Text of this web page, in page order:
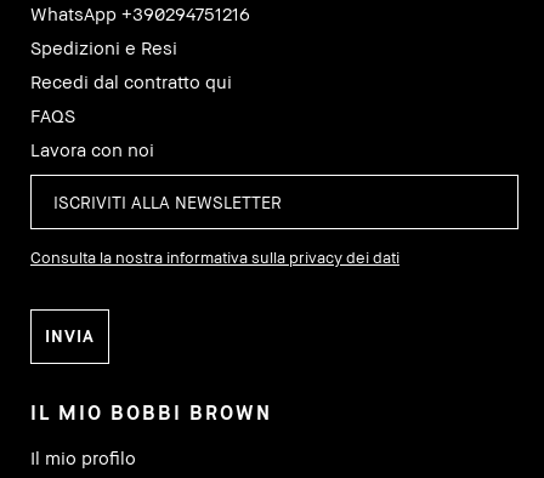
WhatsApp +390294751216
Spedizioni e Resi
Recedi dal contratto qui
FAQS
Lavora con noi
Consulta la nostra informativa sulla privacy dei dati
IL MIO BOBBI BROWN
Il mio profilo